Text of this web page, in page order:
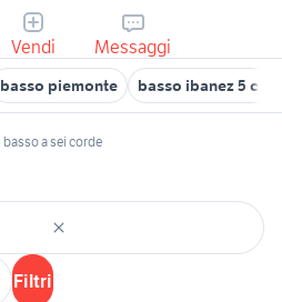
Vendi Messaggi
basso piemonte basso ibanez 5
basso a sei corde
Filtri